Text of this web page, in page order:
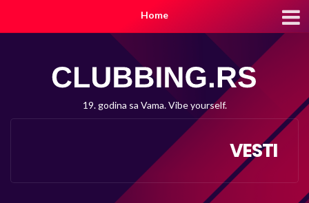
Home
19. godina sa Vama. Vibe yourself.
VESTI